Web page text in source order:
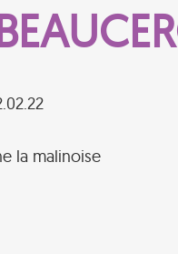
la malinoise